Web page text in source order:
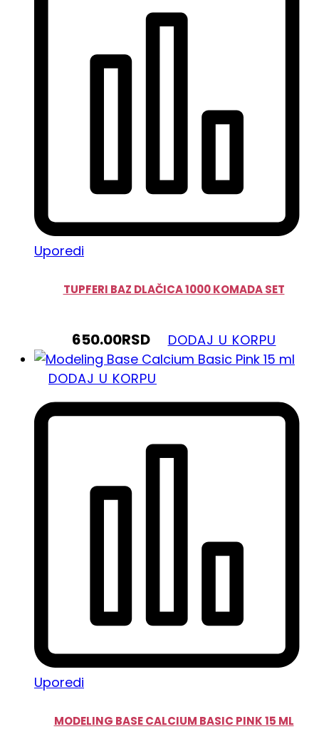
Uporedi
TUPFERI BAZ DLAČICA 1000 KOMADA SET
650.00RSD DODAJ U KORPU
DODAJ U KORPU
Uporedi
MODELING BASE CALCIUM BASIC PINK 15 ML